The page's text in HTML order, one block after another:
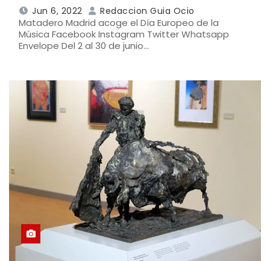
Jun 6, 2022 Redaccion Guia Ocio
Matadero Madrid acoge el Día Europeo de la
Música Facebook Instagram Twitter Whatsapp
Envelope Del 2 al 30 de junio…